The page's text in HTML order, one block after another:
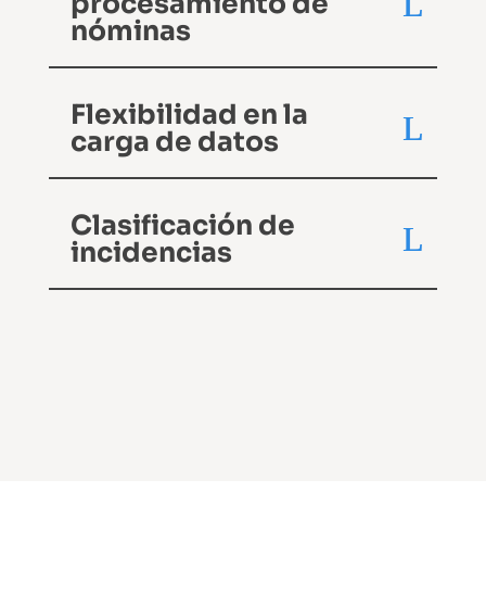
nóminas
Flexibilidad en la
carga de datos
Clasificación de
incidencias